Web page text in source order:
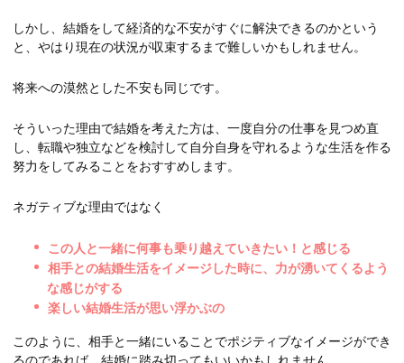
しかし、結婚をして経済的な不安がすぐに解決できるのかという
と、やはり現在の状況が収束するまで難しいかもしれません。
将来への漠然とした不安も同じです。
そういった理由で結婚を考えた方は、一度自分の仕事を見つめ直
し、転職や独立などを検討して自分自身を守れるような生活を作る
努力をしてみることをおすすめします。
ネガティブな理由ではなく
この人と一緒に何事も乗り越えていきたい！と感じる
相手との結婚生活をイメージした時に、力が湧いてくるよう
な感じがする
楽しい結婚生活が思い浮かぶの
このように、相手と一緒にいることでポジティブなイメージができ